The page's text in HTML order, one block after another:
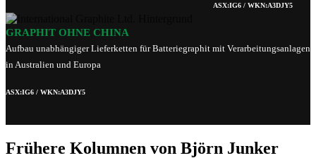
ASX:IG6 / WKN:A3DJY5
GRAPHIT OHNE CHINA
Aufbau unabhängiger Lieferketten für Batteriegraphit mit Verarbeitungsanlagen
in Australien und Europa
ASX:IG6 / WKN:A3DJY5
Frühere Kolumnen von Björn Junker